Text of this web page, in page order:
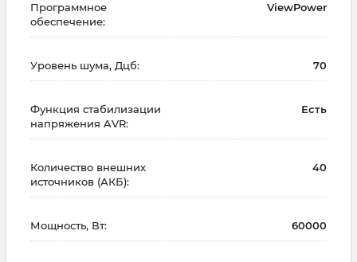
Программное
обеспечение:
ViewPower
Уровень шума, Дцб: 70
Функция стабилизации
напряжения AVR:
Есть
Количество внешних
источников (АКБ):
40
Мощность, Вт: 60000